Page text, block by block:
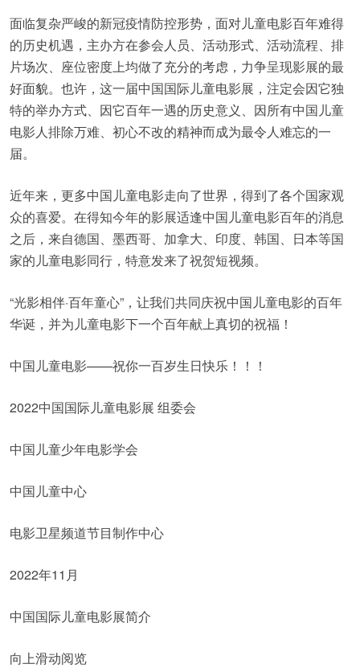
面临复杂严峻的新冠疫情防控形势，面对儿童电影百年难得
的历史机遇，主办方在参会人员、活动形式、活动流程、排
片场次、座位密度上均做了充分的考虑，力争呈现影展的最
好面貌。也许，这一届中国国际儿童电影展，注定会因它独
特的举办方式、因它百年一遇的历史意义、因所有中国儿童
电影人排除万难、初心不改的精神而成为最令人难忘的一
届。
近年来，更多中国儿童电影走向了世界，得到了各个国家观
众的喜爱。在得知今年的影展适逢中国儿童电影百年的消息
之后，来自德国、墨西哥、加拿大、印度、韩国、日本等国
家的儿童电影同行，特意发来了祝贺短视频。
“光影相伴·百年童心”，让我们共同庆祝中国儿童电影的百年
华诞，并为儿童电影下一个百年献上真切的祝福！
中国儿童电影——祝你一百岁生日快乐！！！
2022中国国际儿童电影展 组委会
中国儿童少年电影学会
中国儿童中心
电影卫星频道节目制作中心
2022年11月
中国国际儿童电影展简介
向上滑动阅览